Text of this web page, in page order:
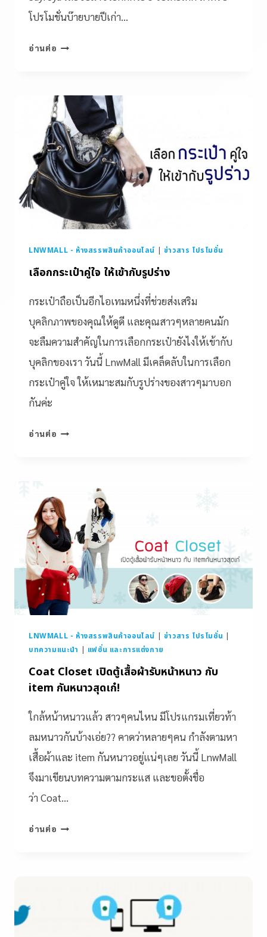
โปรโมชั่นบ๊ายบายปีเก่า…
อ่านต่อ
LNWMALL - ห้างสรรพสินค้าออนไลน์ | ข่าวสาร โปรโมชั่น
เลือกกระเป๋าคู่ใจ ให้เข้ากับรูปร่าง
กระเป๋าถือเป็นอีกไอเทมหนึ่งที่ช่วยส่งเสริม
บุคลิกภาพของคุณให้ดูดี และคุณสาวๆหลายคนมัก
จะลืมความสำคัญในการเลือกกระเป๋ายังไงให้เข้ากับ
บุคลิกของเรา วันนี้ LnwMall มีเคล็ดลับในการเลือก
กระเป๋าคู่ใจ ให้เหมาะสมกับรูปร่างของสาวๆมาบอก
กันค่ะ
อ่านต่อ
LNWMALL - ห้างสรรพสินค้าออนไลน์ | ข่าวสาร โปรโมชั่น |
บทความแนะนำ | แฟชั่น และการแต่งกาย
Coat Closet เปิดตู้เสื้อผ้ารับหน้าหนาว กับ
item กันหนาวสุดเก๋!
ใกล้หน้าหนาวแล้ว สาวๆคนไหน มีโปรแกรมเที่ยวท้า
ลมหนาวกันบ้างเอ่ย?? คาดว่าหลายๆคน กำลังตามหา
เสื้อผ้าและ item กันหนาวอยู่แน่ๆเลย วันนี้ LnwMall
จึงมาเขียนบทความตามกระแส และขอตั้งชื่อ
ว่า Coat…
อ่านต่อ